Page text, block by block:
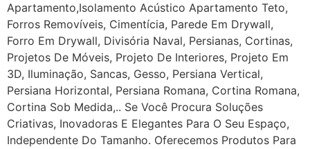
Apartamento,Isolamento Acústico Apartamento Teto,
Forros Removíveis, Cimentícia, Parede Em Drywall,
Forro Em Drywall, Divisória Naval, Persianas, Cortinas,
Projetos De Móveis, Projeto De Interiores, Projeto Em
3D, Iluminação, Sancas, Gesso, Persiana Vertical,
Persiana Horizontal, Persiana Romana, Cortina Romana,
Cortina Sob Medida,.. Se Você Procura Soluções
Criativas, Inovadoras E Elegantes Para O Seu Espaço,
Independente Do Tamanho. Oferecemos Produtos Para